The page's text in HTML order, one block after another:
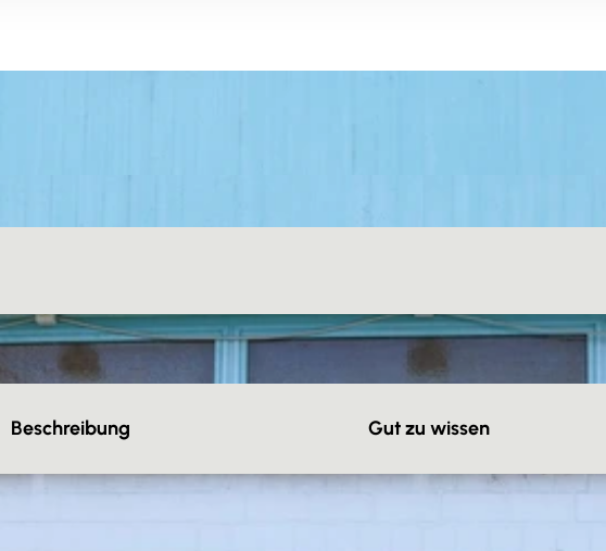
Beschreibung Gut zu wissen